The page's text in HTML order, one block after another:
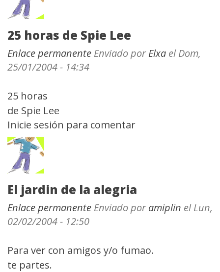
25 horas de Spie Lee
Enlace permanente Enviado porElxa el Dom,
25/01/2004 - 14:34
25 horas
de Spie Lee
Inicie sesión para comentar
El jardin de la alegria
Enlace permanente Enviado poramiplin el Lun,
02/02/2004 - 12:50
Para ver con amigos y/o fumao.
te partes.